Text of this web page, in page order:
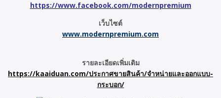
https://www.facebook.com/modernpremium
เว็บไซต์
www.modernpremium.com
รายละเอียดเพิ่มเติม
https://kaaiduan.com/ประกาศขายสินค้า/จำหน่ายและออกแบบ-
กระบอก/